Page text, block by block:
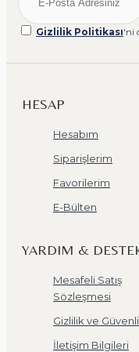
Gizlilik Politikası'ni
HESAP
Hesabım
Siparişlerim
Favorilerim
E-Bülten
YARDIM &
Mesafeli Satış
Sözleşmesi
Gizlilik ve
İletişim Bilgileri